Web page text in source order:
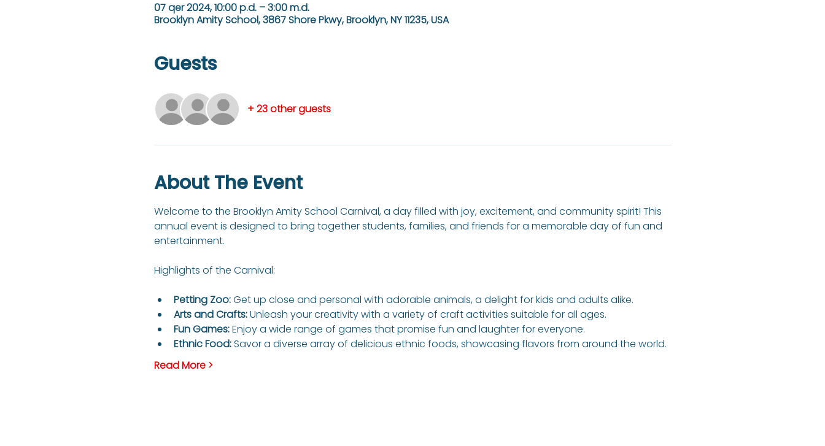
07 qer 2024, 10:00 p.d. – 3:00 m.d.
Brooklyn Amity School, 3867 Shore Pkwy, Brooklyn, NY 11235, USA
Guests
+ 23 other guests
About The Event
Welcome to the Brooklyn Amity School Carnival, a day filled with joy, excitement, and community spirit! This
annual event is designed to bring together students, families, and friends for a memorable day of fun and
entertainment.
Petting Zoo: Get up close and personal with adorable animals, a delight for kids and adults alike.
Arts and Crafts: Unleash your creativity with a variety of craft activities suitable for all ages.
Fun Games: Enjoy a wide range of games that promise fun and laughter for everyone.
Ethnic Food: Savor a diverse array of delicious ethnic foods, showcasing flavors from around the world.
Read More >